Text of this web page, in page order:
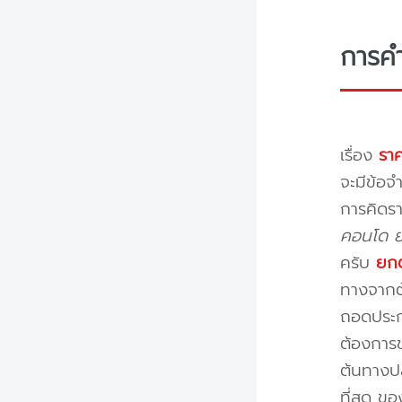
การ
เรื่อง รา
จะมีข้อจ
การคิดร
คอนโด
ครับ ยก
ทางจา
ถอดปร
ต้องกา
ต้นทาง